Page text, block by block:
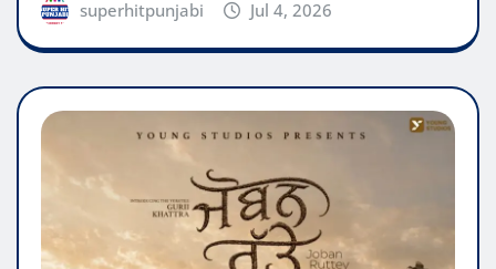
superhitpunjabi Jul 4, 2026